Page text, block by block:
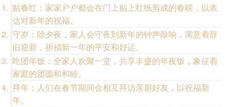
贴春红：家家户户都会在门上贴上红纸剪成的春联，以表
达对新年的祝福。
守岁：除夕夜，家人会守夜到新年的钟声敲响，寓意着辞
旧迎新，祈福新一年的平安和好运。
吃团年饭：全家人欢聚一堂，共享丰盛的年夜饭，象征着
家庭的团圆和和睦。
拜年：人们在春节期间会相互拜访亲朋好友，以祝福新
年。